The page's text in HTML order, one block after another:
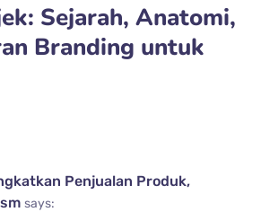
Sejarah, Anatomi,
Branding untuk
Penjualan Produk,
says: